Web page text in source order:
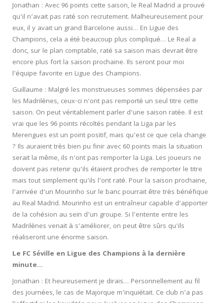
Jonathan : Avec 96 points cette saison, le Real Madrid a prouvé
qu’il n’avait pas raté son recrutement. Malheureusement pour
eux, il y avait un grand Barcelone aussi… En Ligue des
Champions, cela a été beaucoup plus compliqué… Le Real a
donc, sur le plan comptable, raté sa saison mais devrait être
encore plus fort la saison prochaine. Ils seront pour moi
l’équipe favorite en Ligue des Champions.
Guillaume : Malgré les monstrueuses sommes dépensées par
les Madrilènes, ceux-ci n’ont pas remporté un seul titre cette
saison. On peut véritablement parler d’une saison ratée. Il est
vrai que les 96 points récoltés pendant la Liga par les
Merengues est un point positif, mais qu’est ce que cela change
? Ils auraient très bien pu finir avec 60 points mais la situation
serait la même, ils n’ont pas remporter la Liga. Les joueurs ne
doivent pas retenir qu’ils étaient proches de remporter le titre
mais tout simplement qu’ils l’ont raté. Pour la saison prochaine,
l’arrivée d’un Mourinho sur le banc pourrait être très bénéfique
au Real Madrid. Mourinho est un entraîneur capable d’apporter
de la cohésion au sein d’un groupe. Si l’entente entre les
Madrilènes venait à s’améliorer, on peut être sûrs qu’ils
réaliseront une énorme saison.
Le FC Séville en Ligue des Champions à la dernière
minute…
Jonathan : Et heureusement je dirais… Personnellement au fil
des journées, le cas de Majorque m’inquiétait. Ce club n’a pas